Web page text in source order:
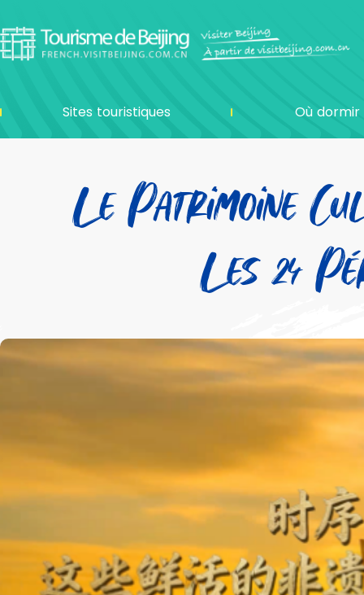
Sites touristiques Où dormir
Le Patrimoine
Les 24